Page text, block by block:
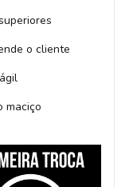
o cliente
maciço